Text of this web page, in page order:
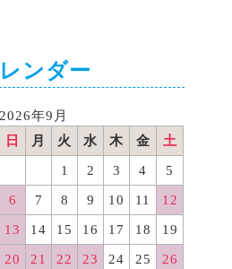
ンダー
2026年9月
日
月 火 水 木 金 土
1 2 3 4 5
6 7 8 9 10 11 12
13 14 15 16 17 18 19
20 21 22 23 24 25 26